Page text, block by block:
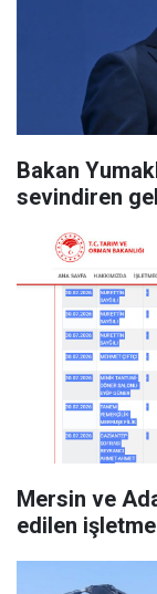
Bakan
sevindiren
Mersin ve
edilen